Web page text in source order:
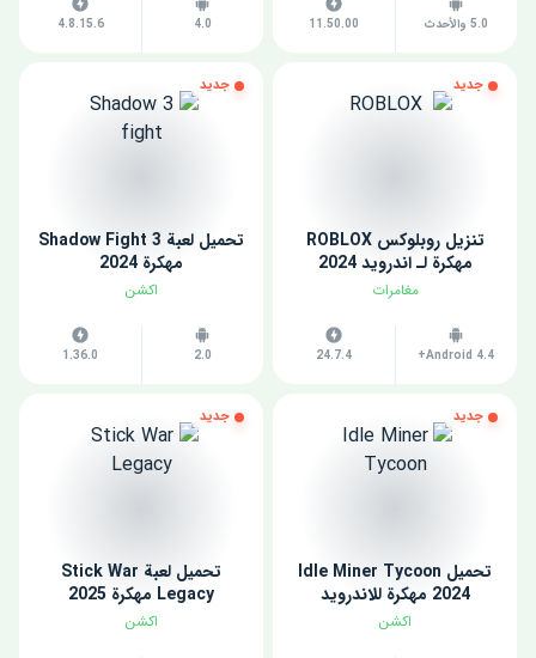
5.0 والأحدث 11.50.00
4.0
4.8.15.6
جديد
تنزيل روبلوكس ROBLOX
مهكرة لـ اندرويد 2024
مغامرات
Android 4.4+
24.7.4
جديد
تحميل لعبة Shadow Fight 3
مهكرة 2024
اكشن
2.0
1.36.0
جديد
تحميل Idle Miner Tycoon
2024 مهكرة للاندرويد
اكشن
جديد
تحميل لعبة Stick War
Legacy مهكرة 2025
اكشن